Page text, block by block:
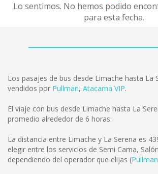
Lo sentimos. No hemos podido
para esta fecha.
Los pasajes de bus desde Limache hasta La
vendidos por Pullman, Atacama VIP.
El viaje con bus desde Limache hasta La
promedio alrededor de 6 horas.
La distancia entre Limache y La Serena es
elegir entre los servicios de Semi Cama,
dependiendo del operador que elijas (Pullman